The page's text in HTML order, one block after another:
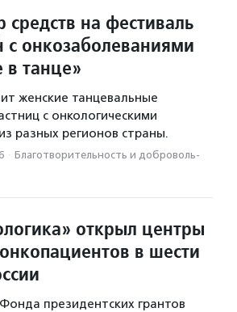
средств на фестиваль
онкозаболеваниями
танце»
женские танцевальные
с онкологическими
разных регионов страны.
· Благотвори­тель­ность и доброволь­
открыл центры
в шести
президентских грантов